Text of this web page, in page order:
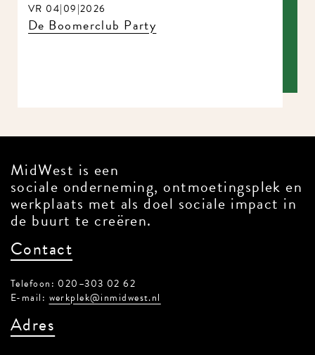
VR 04|09|2026
De Boomerclub Party
MidWest is een
sociale onderneming, ontmoetingsplek en
werkplaats met als doel sociale impact in
de buurt te creëren.
Contact
Telefoon: 020–303 02 62
E-mail: werkplek@inmidwest.nl
Adres